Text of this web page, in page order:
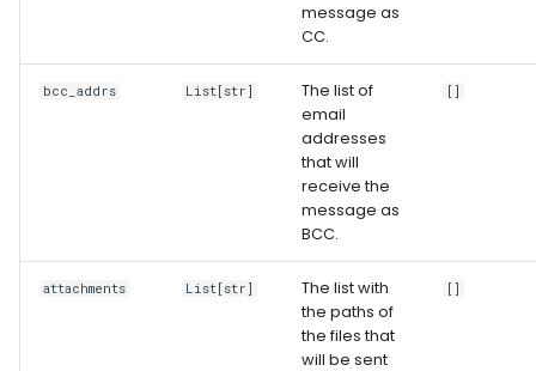
message as
CC.
bcc_addrs List[str]
The list of
email
addresses
that will
receive the
message as
BCC.
[]
attachments List[str]
The list with
the paths of
the files that
will be sent
[]